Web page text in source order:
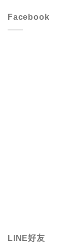
Facebook
LINE好友